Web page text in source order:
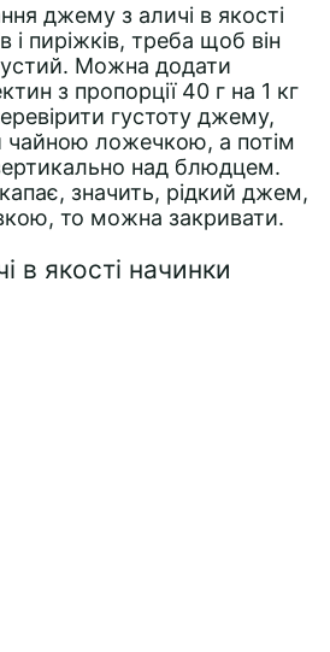
джему з аличі в якості
і пиріжків, треба щоб він
Можна додати
з пропорції 40 г на 1 кг
густоту джему,
чайною ложечкою, а потім
над блюдцем.
значить, рідкий джем,
то можна закривати.